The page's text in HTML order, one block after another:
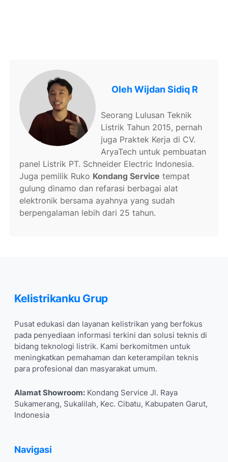
OlehWijdan Sidiq R
Seorang Lulusan Teknik
Listrik Tahun 2015, pernah
juga Praktek Kerja di CV.
AryaTech untuk pembuatan
panel Listrik PT. Schneider Electric Indonesia.
Juga pemilik Ruko Kondang Service tempat
gulung dinamo dan refarasi berbagai alat
elektronik bersama ayahnya yang sudah
berpengalaman lebih dari 25 tahun.
Kelistrikanku Grup
Pusat edukasi dan layanan kelistrikan yang berfokus
pada penyediaan informasi terkini dan solusi teknis di
bidang teknologi listrik. Kami berkomitmen untuk
meningkatkan pemahaman dan keterampilan teknis
para profesional dan masyarakat umum.
Alamat Showroom: Kondang Service Jl. Raya
Sukamerang, Sukalilah, Kec. Cibatu, Kabupaten Garut,
Indonesia
Navigasi